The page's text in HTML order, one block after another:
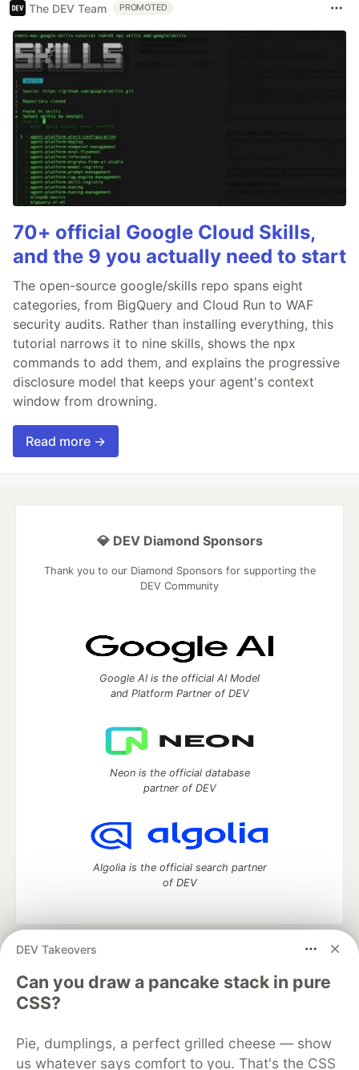
The DEV Team PROMOTED
70+ official Google Cloud Skills,
and the 9 you actually need to start
The open-source google/skills repo spans eight
categories, from BigQuery and Cloud Run to WAF
security audits. Rather than installing everything, this
tutorial narrows it to nine skills, shows the npx
commands to add them, and explains the progressive
disclosure model that keeps your agent's context
window from drowning.
Read more →
DEV Takeovers
Can you draw a pancake stack in pure
CSS?
Pie, dumplings, a perfect grilled cheese — show
us whatever says comfort to you. That's the CSS
💎 DEV Diamond Sponsors
Thank you to our Diamond Sponsors for supporting the
DEV Community
Google AI is the official AI Model
and Platform Partner of DEV
Neon is the official database
partner of DEV
Algolia is the official search partner
of DEV
DEV Community
development and manage your software career
Home
DEV Challenges DEV++
Videos
DEV Education Tracks
Free Postgres Database
DEV Shop
MLH
Code of Conduct
Privacy Policy
Terms of Use